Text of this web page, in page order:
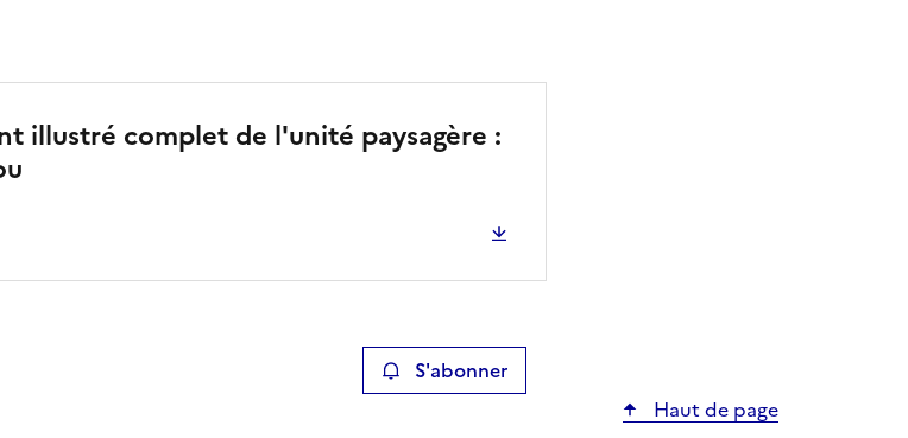
illustré complet de l'unité paysagère :
email
Copier le lien de la page dans le presse-papier S'abonner
Haut de page